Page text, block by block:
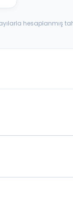
hesaplanmış